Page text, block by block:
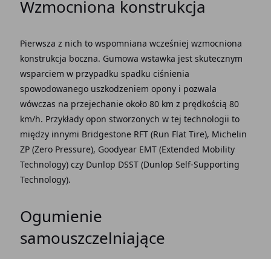
Wzmocniona konstrukcja
Pierwsza z nich to wspomniana wcześniej wzmocniona
konstrukcja boczna. Gumowa wstawka jest skutecznym
wsparciem w przypadku spadku ciśnienia
spowodowanego uszkodzeniem opony i pozwala
wówczas na przejechanie około 80 km z prędkością 80
km/h. Przykłady opon stworzonych w tej technologii to
między innymi Bridgestone RFT (Run Flat Tire), Michelin
ZP (Zero Pressure), Goodyear EMT (Extended Mobility
Technology) czy Dunlop DSST (Dunlop Self-Supporting
Technology).
Ogumienie
samouszczelniające